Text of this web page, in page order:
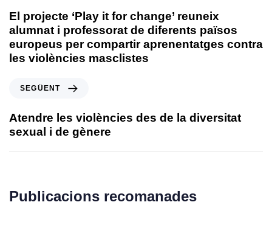
El projecte ‘Play it for change’ reuneix
alumnat i professorat de diferents països
europeus per compartir aprenentatges contra
les violències masclistes
SEGÜENT
Atendre les violències des de la diversitat
sexual i de gènere
Publicacions recomanades